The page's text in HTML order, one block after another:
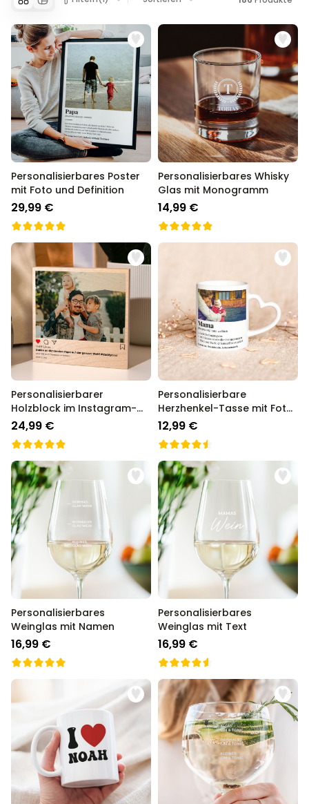
Personalisierbares Aperol
Spritz Glas mit Name
über 19.400
mal gekauft
16,99 €
Personalisierbar
Personalisierbare Schürze
Pizzeria mit Gesicht
über 1.900
mal gekauft
29,99 €
Personalisierbarer Duftbaum
2er Set im Polaroid-Look
Personalisierbares Poster
mit Foto und Definition
29,99 €
Personalisierbares Whisky
Glas mit Monogramm
14,99 €
Personalisierbarer
Holzblock im Instagram-
Style
24,99 €
Personalisierbare
Herzhenkel-Tasse mit Foto
und Definition
12,99 €
Personalisierbares
Weinglas mit Namen
16,99 €
Personalisierbares
Weinglas mit Text
16,99 €